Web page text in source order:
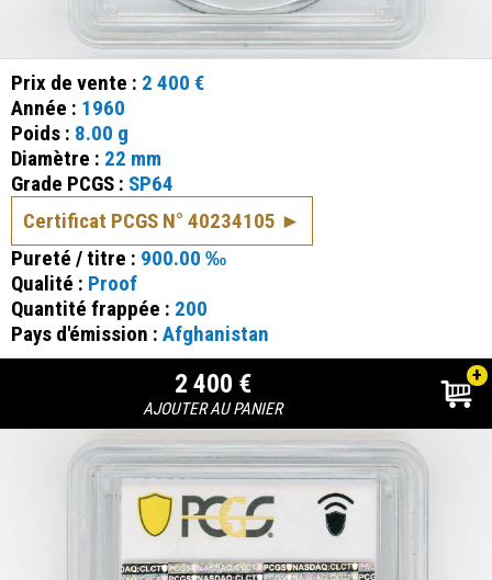
Prix de vente : 2 400 €
Année : 1960
Poids : 8.00 g
Diamètre : 22 mm
Grade PCGS : SP64
Certificat PCGS N° 40234105
Pureté / titre : 900.00 ‰
Qualité : Proof
Quantité frappée : 200
Pays d'émission : Afghanistan
2 400 €
AJOUTER AU PANIER
+